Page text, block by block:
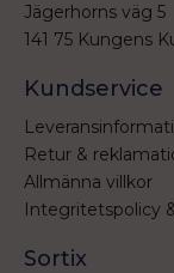
Jägerhorns väg 5
141 75 Kungens
Kundservice
Retur &
Allmänna villkor
Integritetspolicy
Sortix